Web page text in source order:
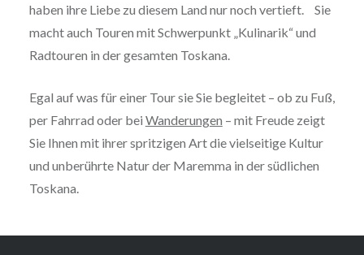
haben ihre Liebe zu diesem Land nur noch vertieft. Sie
macht auch Touren mit Schwerpunkt „Kulinarik“ und
Radtouren in der gesamten Toskana.
Egal auf was für einer Tour sie Sie begleitet – ob zu Fuß,
per Fahrrad oder bei Wanderungen – mit Freude zeigt
Sie Ihnen mit ihrer spritzigen Art die vielseitige Kultur
und unberührte Natur der Maremma in der südlichen
Toskana.